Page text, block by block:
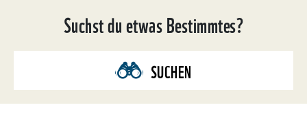
Suchst du etwas Bestimmtes?
SUCHEN